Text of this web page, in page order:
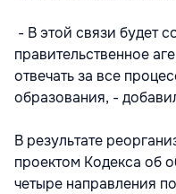
- В этой связи будет
правительственное
отвечать за все
образования, -
В результате
проектом Кодекса об
четыре направления